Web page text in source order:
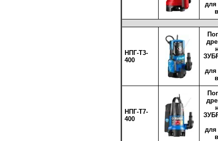
для
НПГ-Т3-
400
для
НПГ-Т7-
400
для